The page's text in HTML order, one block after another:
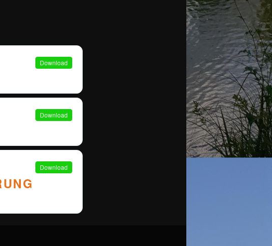
Download
Download
Download